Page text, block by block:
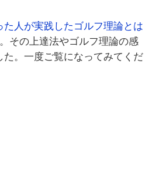
た人が実践したゴルフ理論とは
その上達法やゴルフ理論の感
。一度ご覧になってみてくだ